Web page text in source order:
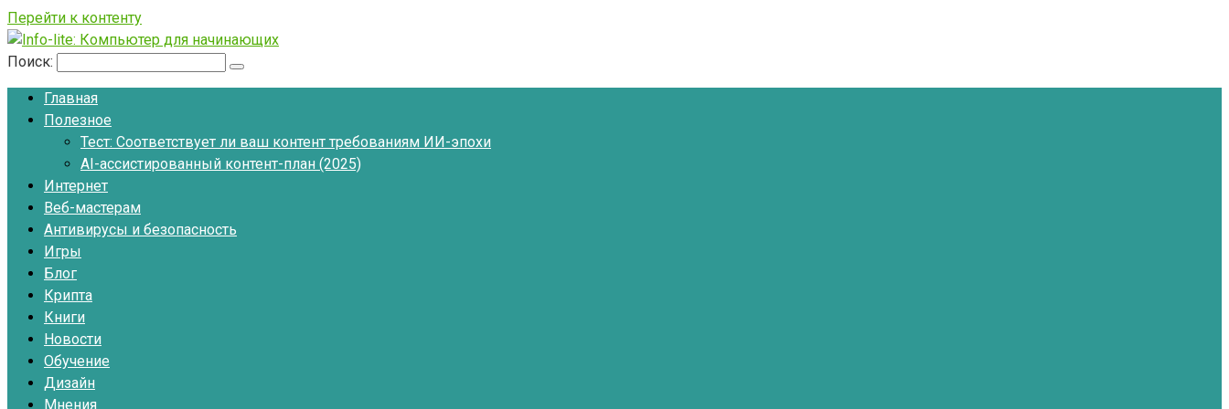
Перейти к контенту
Поиск:
Главная
Полезное
Тест: Соответствует ли ваш контент требованиям ИИ-эпохи
AI-ассистированный контент-план (2025)
Интернет
Веб-мастерам
Антивирусы и безопасность
Игры
Блог
Крипта
Книги
Новости
Обучение
Дизайн
Мнения